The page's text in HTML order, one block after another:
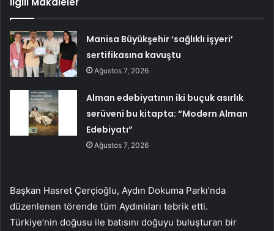
Manisa Büyükşehir ‘sağlıklı işyeri’
sertifikasına kavuştu
Ağustos 7, 2026
Alman edebiyatının iki buçuk asırlık
serüveni bu kitapta: “Modern Alman
Edebiyatı”
Ağustos 7, 2026
Başkan Hasret Çerçioğlu, Aydın Dokuma Parkı’nda
düzenlenen törende tüm Aydınlıları tebrik etti.
Türkiye’nin doğusu ile batısını doğuyu buluşturan bir